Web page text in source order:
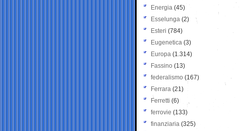
Energia (45)
Esselunga (2)
Esteri (784)
Eugenetica (3)
Europa (1.314)
Fassino (13)
federalismo (167)
Ferrara (21)
Ferretti (6)
ferrovie (133)
finanziaria (325)